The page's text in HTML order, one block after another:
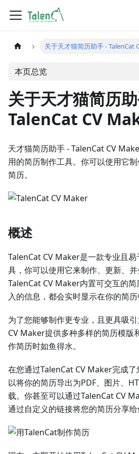
关于天才猫简历助手 - TalenCat
本页总览
关于天才猫简历
TalenCat CV
天才猫简历助手 - TalenCat CV
用的简历制作工具。你可以使用它
简历。
概述
TalenCat CV Maker是一款专业且
具，你可以使用它来制作、更新、并
TalenCat CV Maker内置可交互的
入的信息，都会实时显示在你的简历
为了您能够制作更专业，且更具吸
CV Maker提供多种多样的简历模版
作简历时如鱼得水。
在您通过TalenCat CV Maker完成
以将你的简历导出为PDF、图片、
载。你甚至可以通过TalenCat CV
通过自定义的链接将您的简历分享给